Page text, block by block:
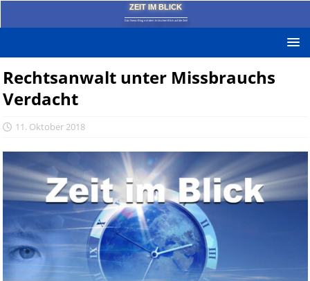
ZEIT IM BLICK
Das News-Blog mit dem kritischen Blick auf die Zeit!
Rechtsanwalt unter Missbrauchs
Verdacht
11. Oktober 2018